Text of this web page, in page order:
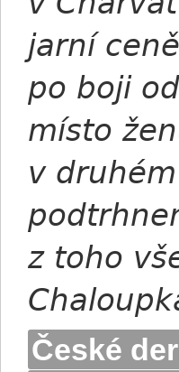
jarní
po boji
místo
v
z toho
České